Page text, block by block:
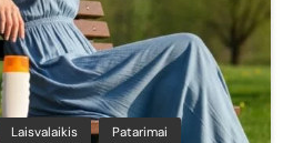
Laisvalaikis Patarimai